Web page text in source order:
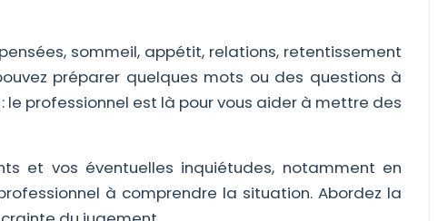
sommeil, appétit, relations, retentissement
préparer quelques mots ou des questions à
le professionnel est là pour vous aider à mettre des
et vos éventuelles inquiétudes, notamment en
à comprendre la situation. Abordez la